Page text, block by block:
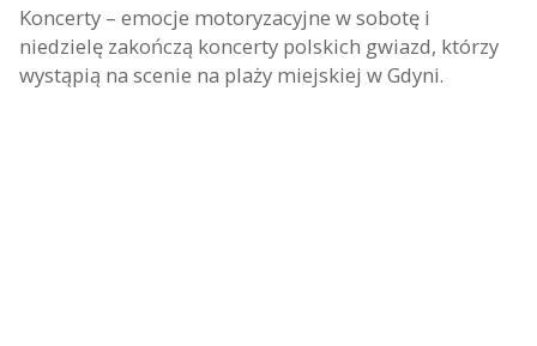
Koncerty – emocje motoryzacyjne w sobotę i
niedzielę zakończą koncerty polskich gwiazd, którzy
wystąpią na scenie na plaży miejskiej w Gdyni.